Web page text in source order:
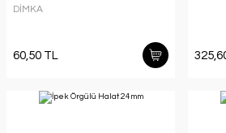
DİMKA
60,50 TL